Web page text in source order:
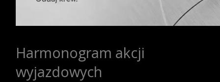
Harmonogram akcji
wyjazdowych